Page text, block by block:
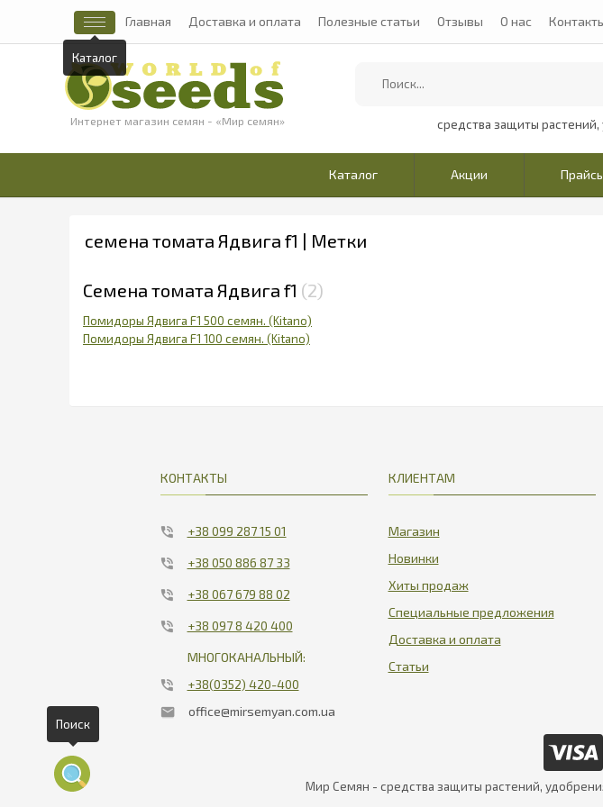
Каталог
Главная Доставка и оплата Полезные статьи Отзывы О нас
Интернет магазин семян - «Мир семян» средства защиты
Каталог Акции
семена томата Ядвига f1 | Метки
Семена томата Ядвига f1 2
Помидоры Ядвига F1 500 семян. (Kitano)
Помидоры Ядвига F1 100 семян. (Kitano)
КОНТАКТЫ
+38 099 287 15 01
+38 050 886 87 33
+38 067 679 88 02
+38 097 8 420 400
МНОГОКАНАЛЬНЫЙ:
+38(0352) 420-400
office@mirsemyan.com.ua
КЛИЕНТАМ
Магазин
Новинки
Хиты продаж
Специальные предложения
Доставка и оплата
Статьи
Мир Семян - средства защиты растений,
Поиск